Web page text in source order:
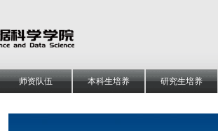
师资队伍 本科生培养 研究生培养